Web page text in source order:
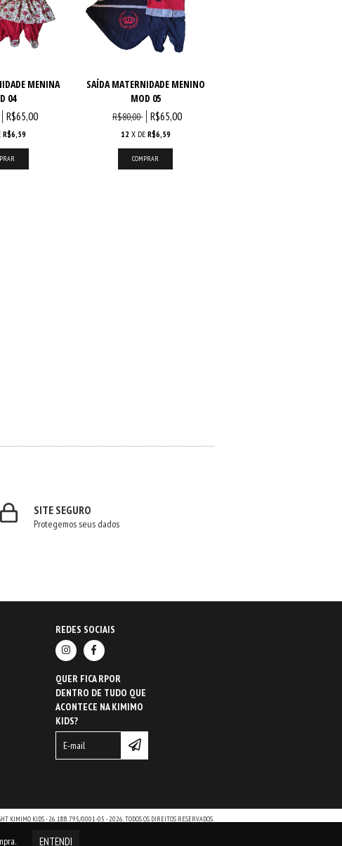
ENTENDI
MENINA
04
R$65,00
R$6,59
SAÍDA MATERNIDADE MENINO
MOD 05
R$80,00 R$65,00
12 X DE R$6,59
SITE SEGURO
Protegemos seus dados
REDES SOCIAIS
QUER FICA RPOR
DENTRO DE TUDO QUE
ACONTECE NA KIMIMO
KIDS?
KIMIMO KIDS - 26.188.795/0001-05 - 2026. TODOS OS DIREITOS RESERVADOS.